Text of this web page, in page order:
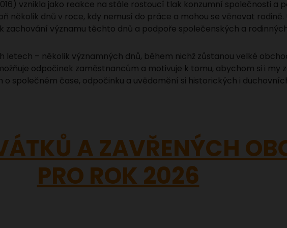
vznikla jako reakce na stále rostoucí tlak konzumní společnosti a
několik dnů v roce, kdy nemusí do práce a mohou se věnovat rodině.
zachování významu těchto dnů a podpoře společenských a
letech – několik významných dnů, během nichž zůstanou velké
odpočinek zaměstnancům a motivuje k tomu, abychom si i my
společném čase, odpočinku a uvědomění si historických i
A ZAVŘENÝCH
PRO ROK 2026